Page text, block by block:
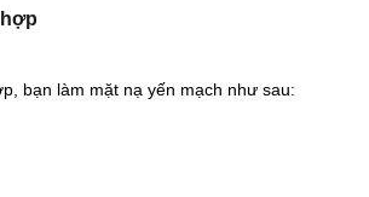
bạn làm mặt nạ yến mạch như sau: